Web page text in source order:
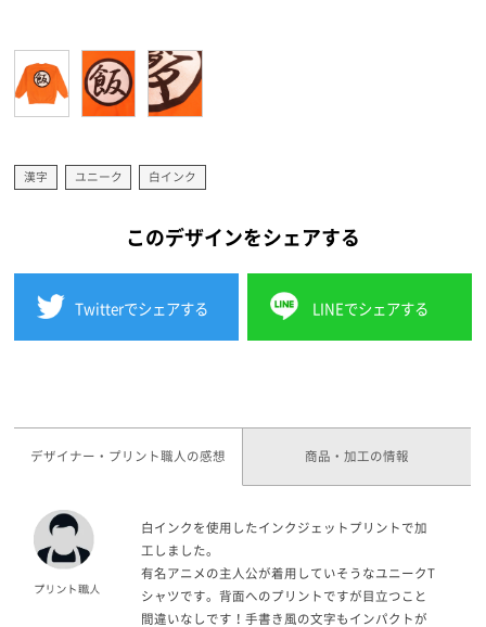
漢字 ユニーク 白インク
このデザインをシェアする
Twitterでシェアする LINEでシェアする
デザイナー・プリント職人の感想 商品・加工の情報
白インクを使用したインクジェットプリントで加
工しました。
有名アニメの主人公が着用していそうなユニークT
シャツです。背面へのプリントですが目立つこと
間違いなしです！手書き風の文字もインパクトが